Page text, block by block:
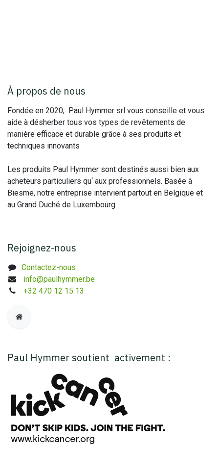
À propos de nous
Fondée en 2020, Paul Hymmer srl vous conseille et vous
aide à désherber tous vos types de revêtements de
manière efficace et durable grâce à ses produits et
techniques innovants
Les produits Paul Hymmer sont destinés aussi bien aux
acheteurs particuliers qu‘ aux professionnels. Basée à
Biesme, notre entreprise intervient partout en Belgique et
au Grand Duché de Luxembourg.
Rejoignez-nous
Contactez-nous
info@paulhymmer.be
+32 470 12 15 13
Paul Hymmer soutient activement :